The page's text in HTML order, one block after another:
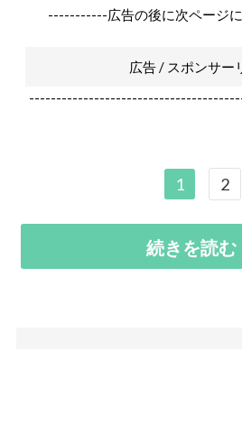
-----------広告の後に次ページ
広告 / スポンサー
1 2
続きを読